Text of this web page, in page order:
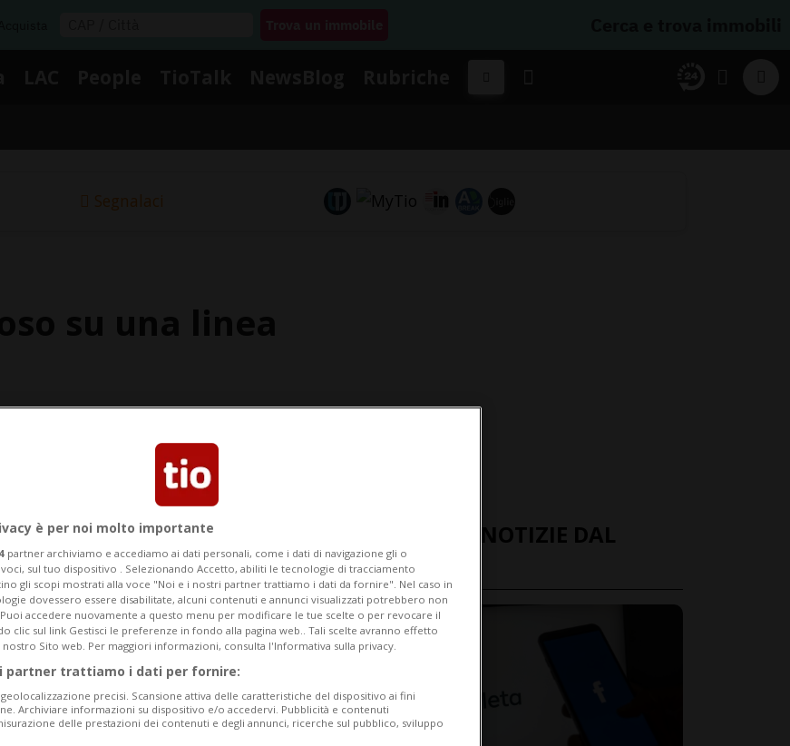
Segnalaci
ULTIME NOTIZIE DAL
MONDO
è per noi molto importante
partner archiviamo e accediamo ai dati personali, come i dati di navigazione gli o
sul tuo dispositivo . Selezionando Accetto, abiliti le tecnologie di tracciamento
gli scopi mostrati alla voce "Noi e i nostri partner trattiamo i dati da fornire". Nel caso in
dovessero essere disabilitate, alcuni contenuti e annunci visualizzati potrebbero non
accedere nuovamente a questo menu per modificare le tue scelte o per revocare il
clic sul link Gestisci le preferenze in fondo alla pagina web.. Tali scelte avranno effetto
Sito web. Per maggiori informazioni, consulta l'Informativa sulla privacy.
partner trattiamo i dati per fornire:
precisi. Scansione attiva delle caratteristiche del dispositivo ai fini
Archiviare informazioni su dispositivo e/o accedervi. Pubblicità e contenuti
delle prestazioni dei contenuti e degli annunci, ricerche sul pubblico, sviluppo